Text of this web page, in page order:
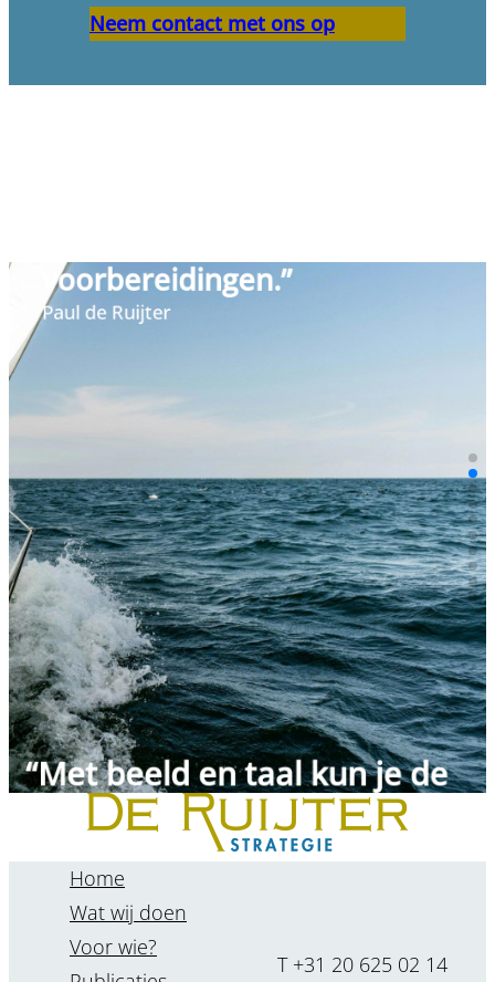
Neem contact met ons op
“Met beeld en taal kun je de
toekomst nu al vormgeven.”
Jolanda van Heijningen
Home
Wat wij doen
Voor wie?
T +31 20 625 02 14